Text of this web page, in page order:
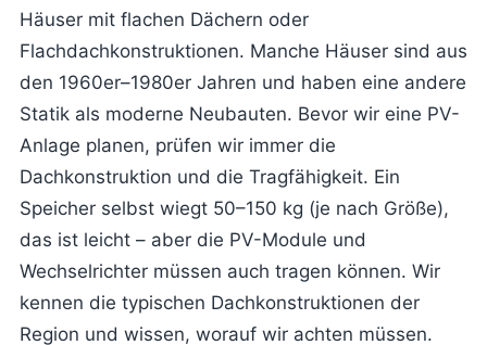
Häuser mit flachen Dächern oder
Flachdachkonstruktionen. Manche Häuser sind aus
den 1960er–1980er Jahren und haben eine andere
Statik als moderne Neubauten. Bevor wir eine PV-
Anlage planen, prüfen wir immer die
Dachkonstruktion und die Tragfähigkeit. Ein
Speicher selbst wiegt 50–150 kg (je nach Größe),
das ist leicht – aber die PV-Module und
Wechselrichter müssen auch tragen können. Wir
kennen die typischen Dachkonstruktionen der
Region und wissen, worauf wir achten müssen.